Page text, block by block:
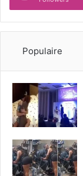
Populaire